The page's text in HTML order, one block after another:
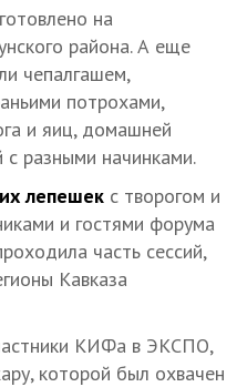
на
района. А еще
чепалгашем,
потрохами,
и яиц, домашней
с разными начинками.
лепешек с творогом и
и гостями форума
часть сессий,
Кавказа
КИФа в ЭКСПО,
которой был охвачен